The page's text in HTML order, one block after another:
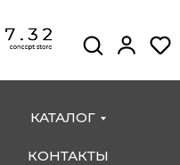
КАТАЛОГ
КОНТАКТЫ